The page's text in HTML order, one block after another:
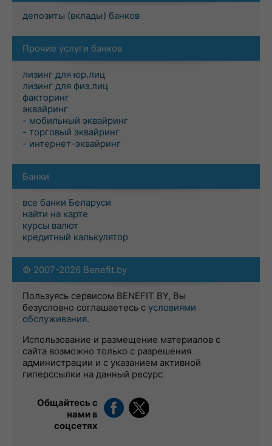
депозиты (вклады) банков
Прочие услуги банков
лизинг для юр.лиц
лизинг для физ.лиц
факторинг
эквайринг
- мобильный эквайринг
- торговый эквайринг
- интернет-эквайринг
Банки
все банки Беларуси
найти на карте
курсы валют
кредитный калькулятор
© 2007-2026 Benefit.by
Пользуясь сервисом BENEFIT BY, Вы
безусловно соглашаетесь с условиями
обслуживания.
Использование и размещение материалов с
сайта возможно только с разрешения
администрации и с указанием активной
гиперссылки на данный ресурс
Общайтесь с
нами в
соцсетях